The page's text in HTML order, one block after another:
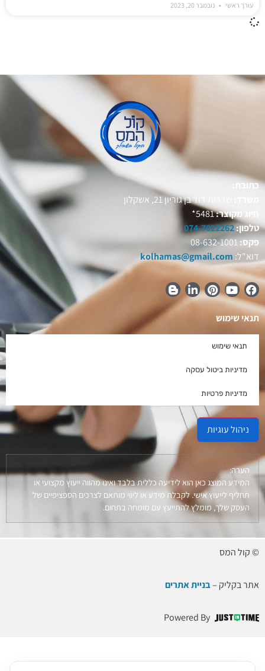
עורך ראשי נובמבר 20, 2023
כתובת:
משרד:
שדרות דוד בן גוריון 21, אשקלון
חיוג מקוצר:5481*
טלפון:074-7022262
פקס:08-632-1001
דוא"ל: kolhamas@gmail.com
תנאי שימוש
תנאי שימוש
מדיניות ביטול עסקה
מדיניות פרטיות
ניהול עוגיות
הערה:
המידע המוצג כאן הוא לידיעה כללית בלבד ואינו מהווה ייעוץ מקצועי או
תחליף לייעוץ אישי. לקבלת מידע או ליווי מותאם לצרכים הספציפיים של
העסק שלך, מומלץ להתייעץ עם מומחה בתחום.
© קול המס
אתר בקליק –בניית אתרים
Powered By